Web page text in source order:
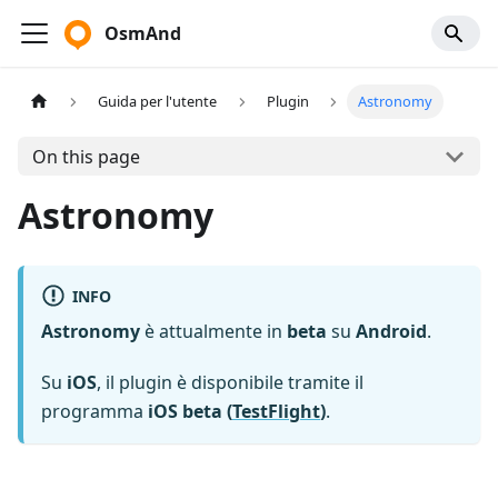
OsmAnd
Guida per l'utente Plugin Astronomy
On this page
Astronomy
INFO
Astronomy è attualmente in beta su Android.
Su iOS, il plugin è disponibile tramite il
programma iOS beta (TestFlight).